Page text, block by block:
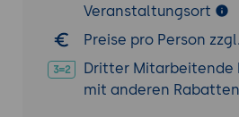
Schritt-für-Schritt-
Vorbereitung:
die Tools.
Veranstaltungsort
Preise pro Person
Dritter Mitarbeitende
mit anderen